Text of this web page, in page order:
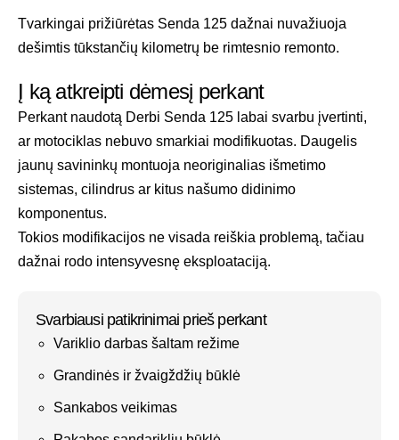
Tvarkingai prižiūrėtas Senda 125 dažnai nuvažiuoja
dešimtis tūkstančių kilometrų be rimtesnio remonto.
Į ką atkreipti dėmesį perkant
Perkant naudotą Derbi Senda 125 labai svarbu įvertinti,
ar motociklas nebuvo smarkiai modifikuotas. Daugelis
jaunų savininkų montuoja neoriginalias išmetimo
sistemas, cilindrus ar kitus našumo didinimo
komponentus.
Tokios modifikacijos ne visada reiškia problemą, tačiau
dažnai rodo intensyvesnę eksploataciją.
Svarbiausi patikrinimai prieš perkant
Variklio darbas šaltam režime
Grandinės ir žvaigždžių būklė
Sankabos veikimas